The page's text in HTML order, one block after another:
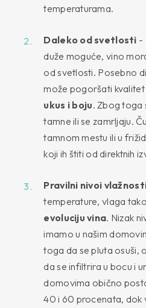
temperaturama.
Daleko od svetlosti -
duže moguće, vino
od svetlosti. Posebno
može pogoršati kvalitet
ukus i boju. Zbog toga
tamne ili se zamrljaju.
tamnom mestu ili u
koji ih štiti od direktnih
Pravilni nivoi
temperature, vlaga
evoluciju vina. Nizak
imamo u našim
toga da se pluta osuši,
da se infiltrira u bocu i
domovima obično
40 i 60 procenata, dok